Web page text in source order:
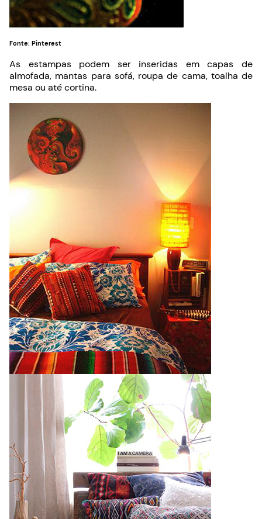
Fonte: Pinterest
As estampas podem ser inseridas em capas de
almofada, mantas para sofá, roupa de cama, toalha de
mesa ou até cortina.